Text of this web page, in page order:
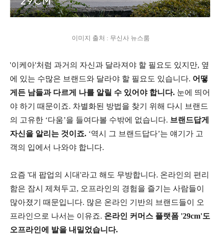
이미지 출처 : 무신사 뉴스룸
'이케아'처럼 과거의 자신과 달라져야 할 필요도 있지만, 옆
에 있는 수많은 브랜드와 달라야 할 필요도 있습니다. 어떻
게든 남들과 다르게 나를 알릴 수 있어야 합니다. 눈에 띄어
야 하기 때문이죠. 차별화된 방법을 찾기 위해 다시 브랜드
의 고유한 ‘다움’을 들여다볼 수밖에 없습니다. 브랜드답게
자신을 알리는 것이죠. ‘역시 그 브랜드답다’는 얘기가 고
객의 입에서 나와야 합니다.
요즘 '대 팝업의 시대'라고 해도 무방합니다. 온라인의 편리
함은 잠시 제쳐두고, 오프라인의 경험을 즐기는 사람들이
많아졌기 때문입니다. 많은 온라인 기반의 브랜드들이 오
프라인으로 나서는 이유죠. 온라인 커머스 플랫폼 '29cm'도
오프라인에 발을 내밀었습니다.